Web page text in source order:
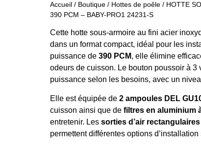
Accueil / Boutique / Hottes de poêle / HOTTE
390 PCM – BABY-PRO1 24231-S
Cette hotte sous-armoire au fini acier
dans un format compact, idéal pour les
puissance de 390 PCM, elle élimine
odeurs de cuisson. Le bouton poussoir à 3
puissance selon les besoins, avec un
Elle est équipée de 2 ampoules DEL
cuisson ainsi que de filtres en aluminium
entretenir. Les sorties d’air rectangulaires
permettent différentes options